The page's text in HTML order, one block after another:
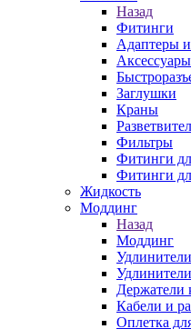
Назад
Фитинги
Адаптеры
Заглушки
Краны
Фильтры
Фитинги
Фитинги
Жидкость
Моддинг
Назад
Моддинг
Держатели
Кабели и
Оплетка